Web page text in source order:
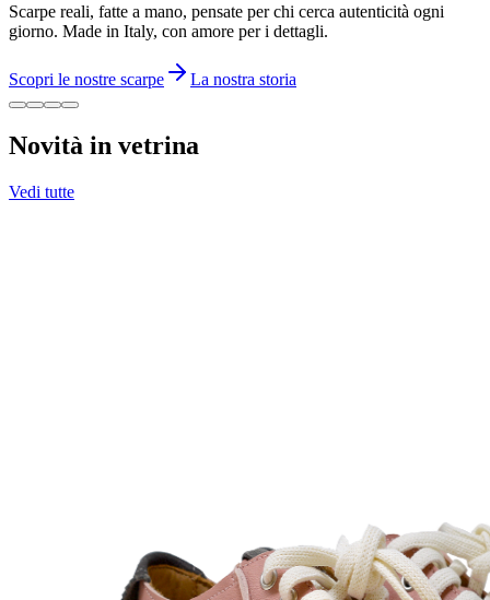
Scarpe reali, fatte a mano, pensate per chi cerca autenticità ogni
giorno. Made in Italy, con amore per i dettagli.
Scopri le nostre scarpe La nostra storia
Novità in vetrina
Vedi tutte